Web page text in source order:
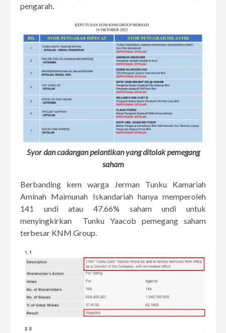
pengarah.
Syor dan cadangan pelantikan yang ditolak pemegang
saham
Berbanding kem warga Jerman Tunku Kamariah
Aminah Maimunah Iskandariah hanya memperoleh
141 undi atau 47.66% saham undi untuk
menyingkirkan Tunku Yaacob pemegang saham
terbesar KNM Group.